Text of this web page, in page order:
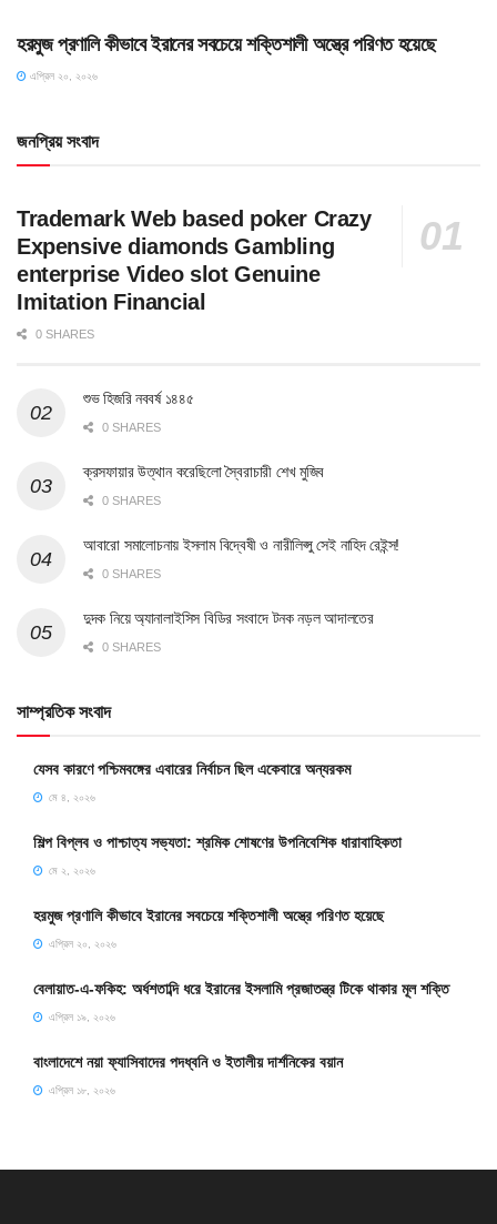
হরমুজ প্রণালি কীভাবে ইরানের সবচেয়ে শক্তিশালী অস্ত্রে পরিণত হয়েছে
এপ্রিল ২০, ২০২৬
জনপ্রিয় সংবাদ
Trademark Web based poker Crazy
Expensive diamonds Gambling
enterprise Video slot Genuine
Imitation Financial
0 SHARES
শুভ হিজরি নববর্ষ ১৪৪৫
0 SHARES
ক্রসফায়ার উত্থান করেছিলো স্বৈরাচারী শেখ মুজিব
0 SHARES
আবারো সমালোচনায় ইসলাম বিদ্বেষী ও নারীলিপ্সু সেই নাহিদ রেইন্স!
0 SHARES
দুদক নিয়ে অ্যানালাইসিস বিডির সংবাদে টনক নড়ল আদালতের
0 SHARES
সাম্প্রতিক সংবাদ
যেসব কারণে পশ্চিমবঙ্গের এবারের নির্বাচন ছিল একেবারে অন্যরকম
মে ৪, ২০২৬
শিল্প বিপ্লব ও পাশ্চাত্য সভ্যতা: শ্রমিক শোষণের উপনিবেশিক ধারাবাহিকতা
মে ২, ২০২৬
হরমুজ প্রণালি কীভাবে ইরানের সবচেয়ে শক্তিশালী অস্ত্রে পরিণত হয়েছে
এপ্রিল ২০, ২০২৬
বেলায়াত-এ-ফকিহ: অর্ধশতাব্দি ধরে ইরানের ইসলামি প্রজাতন্ত্র টিকে থাকার মূল শক্তি
এপ্রিল ১৯, ২০২৬
বাংলাদেশে নয়া ফ্যাসিবাদের পদধ্বনি ও ইতালীয় দার্শনিকের বয়ান
এপ্রিল ১৮, ২০২৬